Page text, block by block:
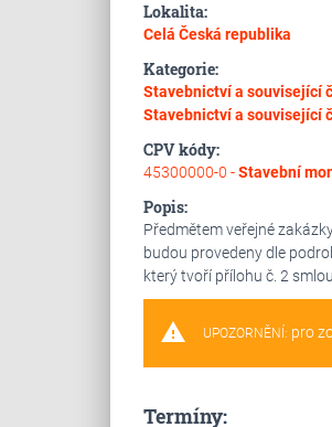
Lokalita:
Celá Česká republika
Kategorie:
Stavebnictví a související
Stavebnictví a související
CPV kódy:
45300000-0 -Stavební
Popis:
Předmětem veřejné
budou provedeny dle
který tvoří přílohu č. 2
warning UPOZORNĚNÍ: pro
Termíny: